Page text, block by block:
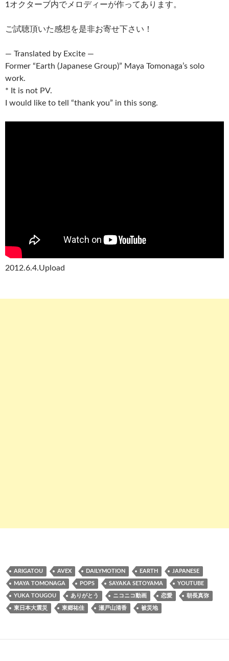
1オクターブ内でメロディーが作ってあります。
ご試聴頂いた感想を是非お寄せ下さい！
— Translated by Excite —
Former “Earth (Japanese Group)” Maya Tomonaga’s solo
work.
* It is not PV.
I would like to tell “thank you” in this song.
2012.6.4.Upload
ARIGATOU AVEX DAILYMOTION EARTH JAPANESE
MAYA TOMONAGA POPS SAYAKA SETOYAMA YOUTUBE
YUKA TOUGOU ありがとう ニコニコ動画 恋愛 朝長真弥
東日本大震災 東郷祐佳 瀬戸山清香 被災地